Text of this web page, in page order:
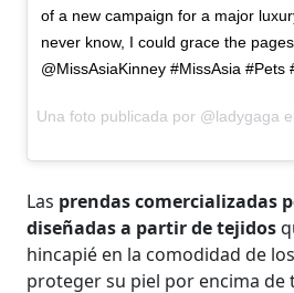
of a new campaign for a major
never know, I could grace the
@MissAsiaKinney #MissAsia #Pets
Una foto publicada por @ladygaga el
Las prendas comercializadas
diseñadas a partir de tejidos
hincapié en la comodidad de
proteger su piel por encima de